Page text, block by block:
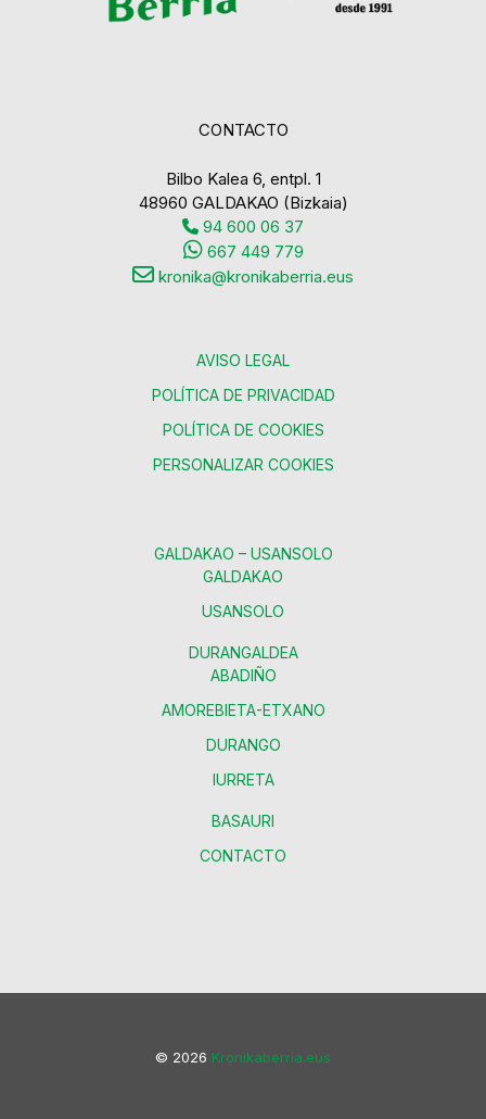
CONTACTO
Bilbo Kalea 6, entpl. 1
48960 GALDAKAO (Bizkaia)
94 600 06 37
667 449 779
kronika@kronikaberria.eus
AVISO LEGAL
POLÍTICA DE PRIVACIDAD
POLÍTICA DE COOKIES
PERSONALIZAR COOKIES
GALDAKAO – USANSOLO
GALDAKAO
USANSOLO
DURANGALDEA
ABADIÑO
AMOREBIETA-ETXANO
DURANGO
IURRETA
BASAURI
CONTACTO
© 2026 Kronikaberria.eus